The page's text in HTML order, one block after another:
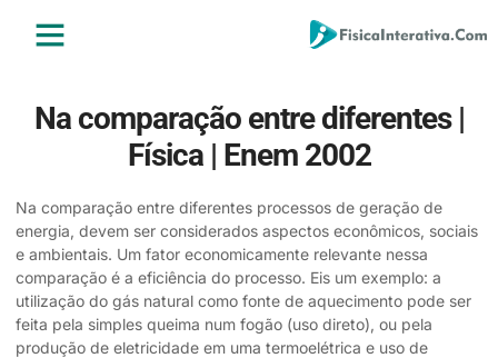
Na comparação entre diferentes |
Física | Enem 2002
Na comparação entre diferentes processos de geração de
energia, devem ser considerados aspectos econômicos, sociais
e ambientais. Um fator economicamente relevante nessa
comparação é a eficiência do processo. Eis um exemplo: a
utilização do gás natural como fonte de aquecimento pode ser
feita pela simples queima num fogão (uso direto), ou pela
produção de eletricidade em uma termoelétrica e uso de